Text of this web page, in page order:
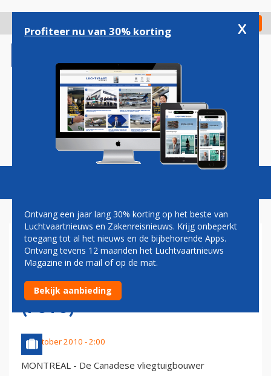
gaan
Check in
Magazine Podcasts Vacatures
BOMBARDIER INTRODUCEERT
NIEUWE JETS VOOR
ULTRALANGE AFSTAND
(FOTO)
17 oktober 2010 - 2:00
MONTREAL - De Canadese vliegtuigbouwer
Profiteer nu van 30% korting x
Ontvang een jaar lang 30% korting op het beste van
Luchtvaartnieuws en Zakenreisnieuws. Krijg onbeperkt
toegang tot al het nieuws en de bijbehorende Apps.
Ontvang tevens 12 maanden het Luchtvaartnieuws
Magazine in de mail of op de mat.
Bekijk aanbieding